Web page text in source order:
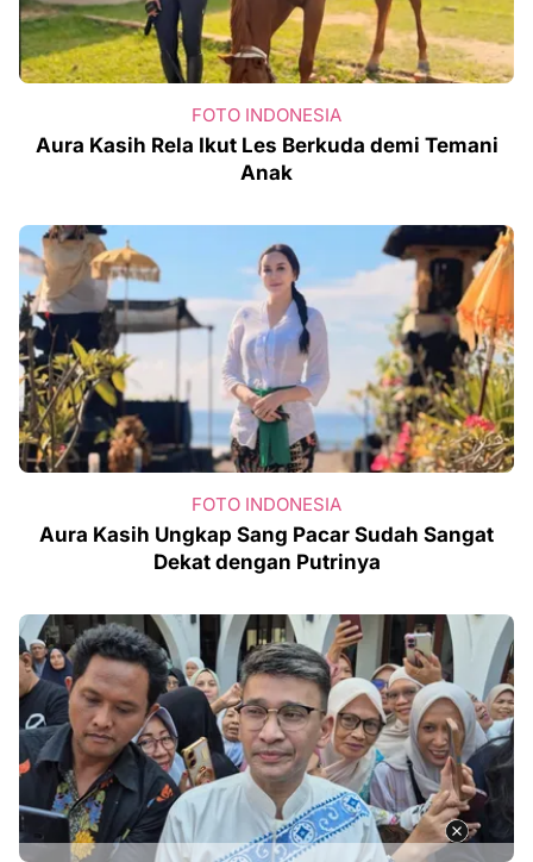
FOTO INDONESIA
Aura Kasih Rela Ikut Les Berkuda demi Temani
Anak
FOTO INDONESIA
Aura Kasih Ungkap Sang Pacar Sudah Sangat
Dekat dengan Putrinya